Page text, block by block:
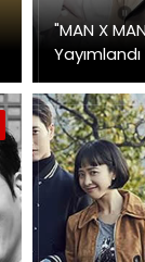
"MAN X
Yayımlandı